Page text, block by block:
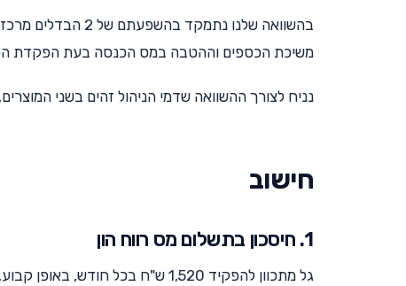
בהשוואה שלנו
משיכת הכספים וההטבה במס הכנסה בעת הפקדת
נניח לצורך ההשוואה שדמי הניהול זהים בשני
חישוב
1. חיסכון בתשלום מס רווח הון
גל מתכוון להפקיד 1,520 ש"ח בכל חודש, באופן קבוע, ונכון להיום אין לו עדיין חיסכון כלשהו.